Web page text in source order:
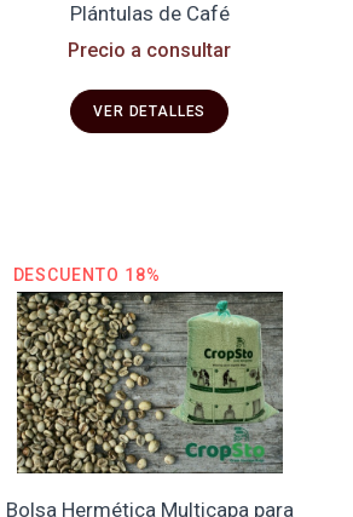
Plántulas de Café
Precio a consultar
VER DETALLES
DESCUENTO 18%
Bolsa Hermética Multicapa para